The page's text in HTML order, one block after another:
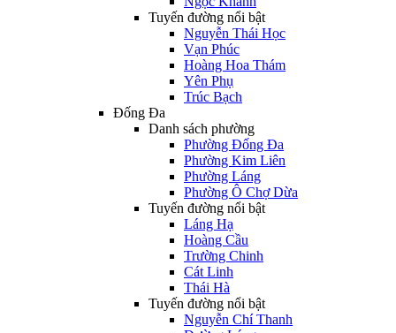
Tuyến đường nổi bật
Nguyễn Thái Học
Vạn Phúc
Hoàng Hoa Thám
Yên Phụ
Trúc Bạch
Đống Đa
Danh sách phường
Phường Đống Đa
Phường Kim Liên
Phường Láng
Phường Ô Chợ Dừa
Tuyến đường nổi bật
Láng Hạ
Hoàng Cầu
Trường Chinh
Cát Linh
Thái Hà
Tuyến đường nổi bật
Nguyễn Chí Thanh